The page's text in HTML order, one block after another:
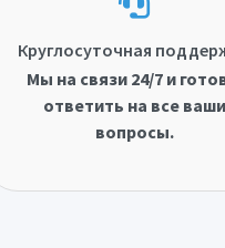
Круглосуточная
Мы на связи 24/7 и
ответить на все ваши
вопросы.